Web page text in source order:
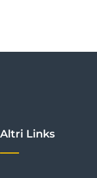
Altri Links